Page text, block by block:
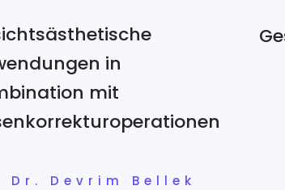
in
mit
Dr. Devrim Bellek